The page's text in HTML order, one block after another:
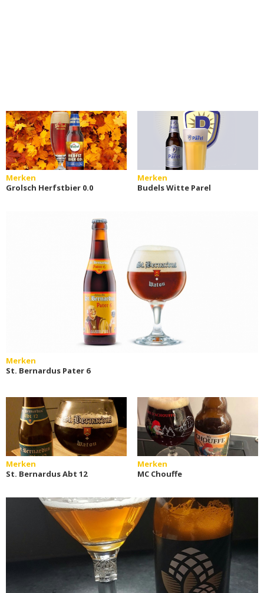
Merken
Grolsch Herfstbier 0.0
Merken
Budels Witte Parel
Merken
St. Bernardus Pater 6
Merken
St. Bernardus Abt 12
Merken
MC Chouffe